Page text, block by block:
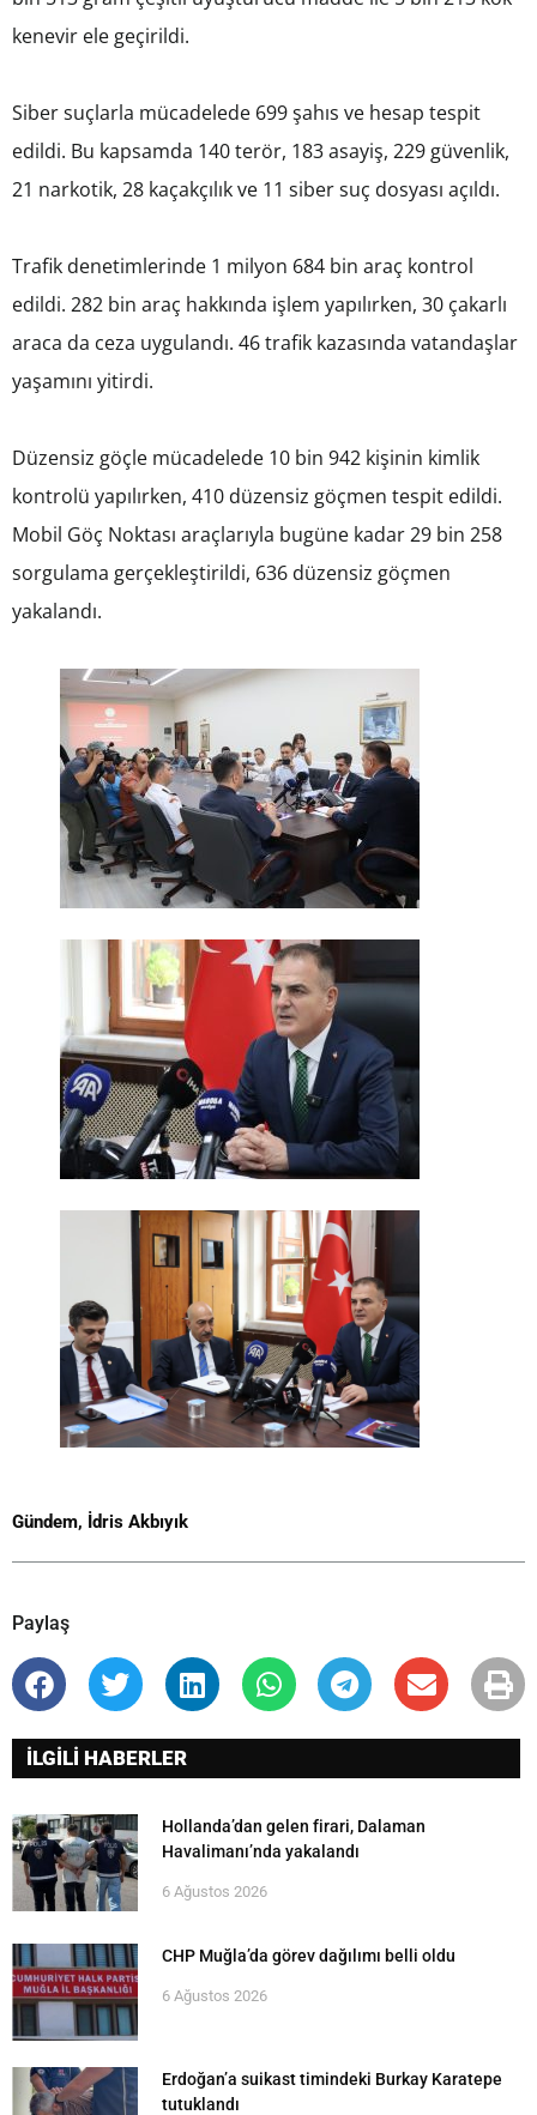
kenevir ele geçirildi.
Siber suçlarla mücadelede 699 şahıs ve hesap tespit
edildi. Bu kapsamda 140 terör, 183 asayiş, 229 güvenlik,
21 narkotik, 28 kaçakçılık ve 11 siber suç dosyası açıldı.
Trafik denetimlerinde 1 milyon 684 bin araç kontrol
edildi. 282 bin araç hakkında işlem yapılırken, 30 çakarlı
araca da ceza uygulandı. 46 trafik kazasında vatandaşlar
yaşamını yitirdi.
Düzensiz göçle mücadelede 10 bin 942 kişinin kimlik
kontrolü yapılırken, 410 düzensiz göçmen tespit edildi.
Mobil Göç Noktası araçlarıyla bugüne kadar 29 bin 258
sorgulama gerçekleştirildi, 636 düzensiz göçmen
yakalandı.
Gündem, İdris Akbıyık
Paylaş
İLGİLİ HABERLER
Hollanda’dan gelen firari, Dalaman
Havalimanı’nda yakalandı
6 Ağustos 2026
CHP Muğla’da görev dağılımı belli oldu
6 Ağustos 2026
Erdoğan’a suikast timindeki Burkay Karatepe
tutuklandı